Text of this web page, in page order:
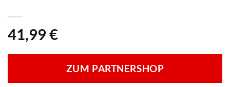
41,99 €
ZUM PARTNERSHOP